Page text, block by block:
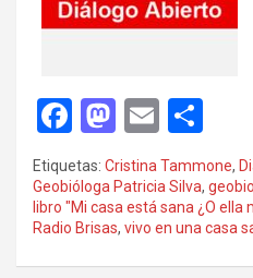
F
a
ce
b
o
M
a
st
o
d
E
m
ail m
p
ar
Etiquetas: Cristina Tammone,
Geobióloga Patricia Silva,
libro "Mi casa está sana ¿O ella
Radio Brisas, vivo en una casa